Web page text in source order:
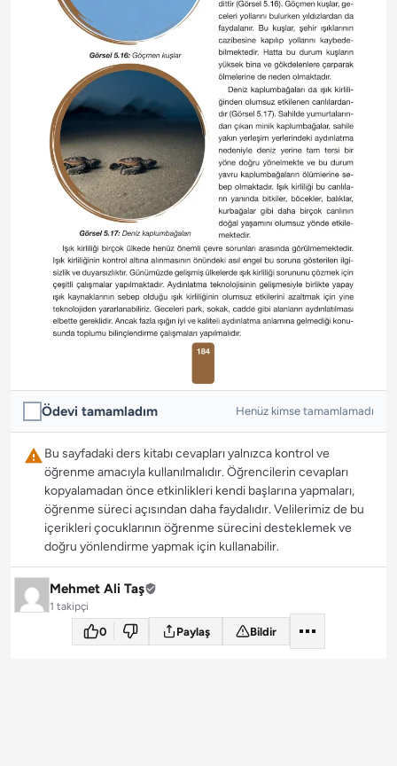
Ödevi tamamladım Henüz kimse tamamlamadı
Bu sayfadaki ders kitabı cevapları yalnızca kontrol ve
öğrenme amacıyla kullanılmalıdır. Öğrencilerin cevapları
kopyalamadan önce etkinlikleri kendi başlarına yapmaları,
öğrenme süreci açısından daha faydalıdır. Velilerimiz de bu
içerikleri çocuklarının öğrenme sürecini desteklemek ve
doğru yönlendirme yapmak için kullanabilir.
Mehmet Ali Taş
1 takipçi
0 Paylaş Bildir